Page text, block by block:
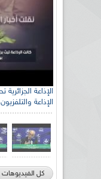
الإذاعة والتلفزيون
كل الفيديوهات